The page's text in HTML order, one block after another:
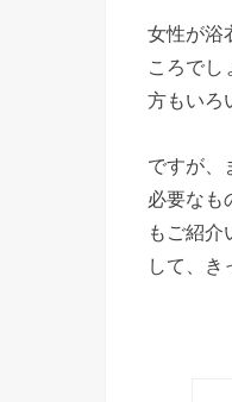
女性が浴
ころでし
方もいろ
ですが、
必要なも
もご紹介
して、き